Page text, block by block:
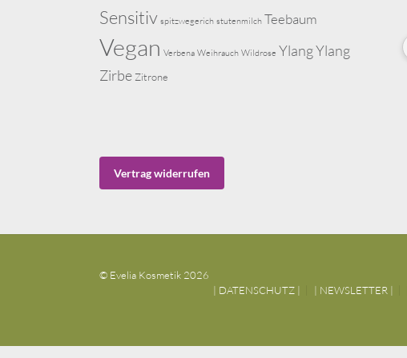
Sensitiv spitzwegerich stutenmilch Teebaum
Vegan Verbena Weihrauch Wildrose Ylang Ylang
Zirbe Zitrone
Vertrag widerrufen
© Evelia Kosmetik 2026
| DATENSCHUTZ |
| NEWSLETTER |